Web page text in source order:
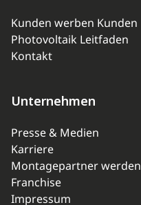
Kunden werben Kunden
Photovoltaik Leitfaden
Kontakt
Unternehmen
Presse & Medien
Karriere
Montagepartner werden
Franchise
Impressum